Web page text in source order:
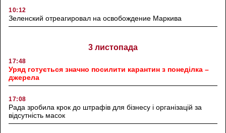
10:12
Зеленский отреагировал на освобождение Маркива
3 листопада
17:48
Уряд готується значно посилити карантин з понеділка –
джерела
17:08
Рада зробила крок до штрафів для бізнесу і організацій за
відсутність масок